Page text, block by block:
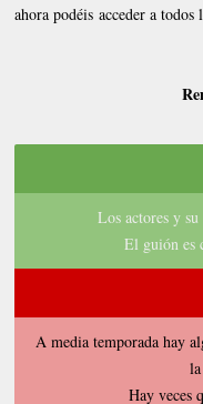
ahora podéis acceder a todos
Los actores y
El guión es
A media temporada hay
Hay veces